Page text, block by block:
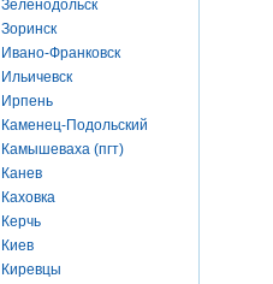
Зеленодольск
Зоринск
Ивано-Франковск
Ильичевск
Ирпень
Каменец-Подольский
Камышеваха (пгт)
Канев
Каховка
Керчь
Киев
Киревцы